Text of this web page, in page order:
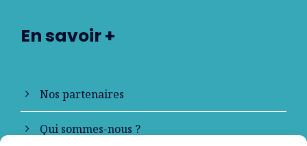
En savoir +
Nos partenaires
Qui sommes-nous ?